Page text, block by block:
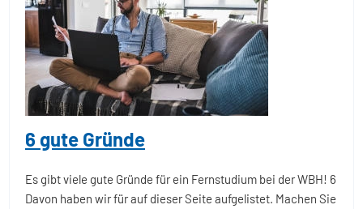
6 gute Gründe
Es gibt viele gute Gründe für ein Fernstudium bei der WBH! 6
Davon haben wir für auf dieser Seite aufgelistet. Machen Sie